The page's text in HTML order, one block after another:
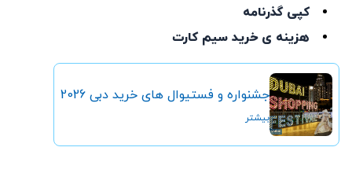
کپی گذرنامه
هزینه ی خرید سیم کارت
جشنواره و فستیوال های خرید دبی 2026
بیشتر